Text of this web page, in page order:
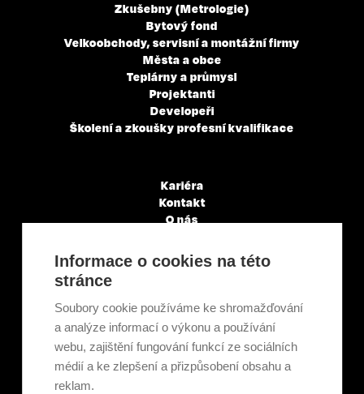
Zkušebny (Metrologie)
Bytový fond
Velkoobchody, servisní a montážní firmy
Města a obce
Teplárny a průmysl
Projektanti
Developeři
Školení a zkoušky profesní kvalifikace
Kariéra
Kontakt
O nás
Články a novinky
GDPR & Cookies
Ekologická recyklace
Projekty EU
Intranet - Přihlášení
Přihlášení
Informace o cookies na této
stránce
Soubory cookie používáme ke shromažďování
a analýze informací o výkonu a používání
webu, zajištění fungování funkcí ze sociálních
médií a ke zlepšení a přizpůsobení obsahu a
reklam.